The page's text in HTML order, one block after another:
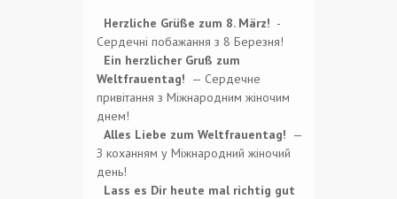
Herzliche Grüße zum 8. März! -
Сердечні побажання з 8 Березня!
Ein herzlicher Gruß zum
Weltfrauentag! — Сердечне
привітання з Міжнародним жіночим
днем!
Alles Liebe zum Weltfrauentag! —
З коханням у Міжнародний жіночий
день!
Lass es Dir heute mal richtig gut